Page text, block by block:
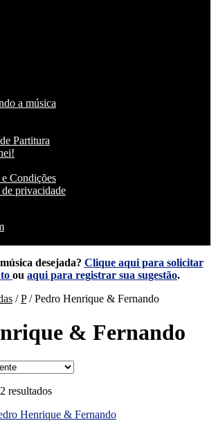
a música
Partitura
Condições
privacidade
desejada? Clique aqui para solicitar
ou aqui para registrar sua sugestão.
/P/Pedro Henrique & Fernando
& Fernando
resultadosClassificado
mais